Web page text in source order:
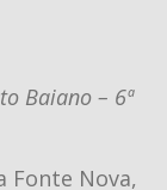
Baiano – 6ª
Fonte Nova,